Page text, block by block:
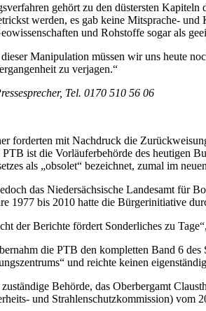
gehört zu den düstersten
werden, es gab keine Mitsprache-
und Rohstoffe sogar als
Manipulation müssen wir uns heute
zu verjagen.“
Tel. 0170 510 56 06
forderten mit Nachdruck die
ist die Vorläuferbehörde des heutigen
als „obsolet“ bezeichnet, zumal im
das Niedersächsische Landesamt
1977 bis 2010 hatte die Bürgerinitiative
der Berichte fördert Sonderliches zu
die PTB den kompletten Band 6
und reichte keinen
Behörde, das Oberbergamt
und Strahlenschutzkommission) vom